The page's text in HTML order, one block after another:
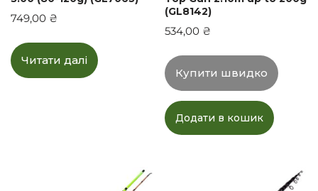
749,00 ₴
Читати далі
(GL8142)
534,00 ₴
Купити швидко
Додати в кошик